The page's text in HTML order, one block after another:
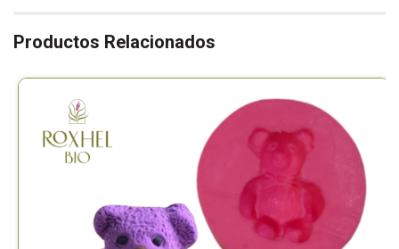
Productos Relacionados